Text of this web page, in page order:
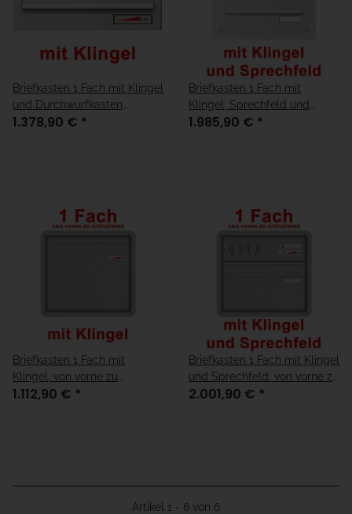
Briefkasten 1 Fach mit Klingel
und Durchwurfkasten
"Dresden"
1.378,90 € *
Briefkasten 1 Fach mit
Klingel, Sprechfeld und
Durchwurfkasten "Dresden"
1.985,90 € *
Briefkasten 1 Fach mit
Klingel, von vorne zu
entnehmen
1.112,90 € *
Briefkasten 1 Fach mit Klingel
und Sprechfeld, von vorne zu
entnehmen
2.001,90 € *
Artikel 1 - 6 von 6